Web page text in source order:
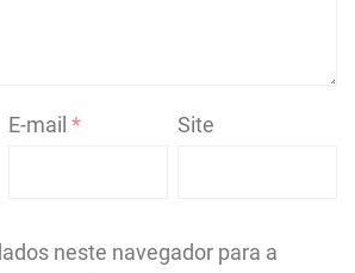
E-mail* Site
neste navegador para a